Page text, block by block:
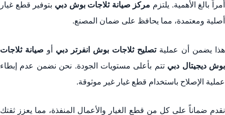
أمراً بالغ الأهمية. يلتزم مركز صيانة ثلاجات بوش دبي بتوفير قطع غيار
أصلية ومعتمدة، مما يحافظ على ضمان المصنع.
هذا يضمن أن عمليةتصليح ثلاجات بوش انفرتر دبي أو صيانة ثلاجات
بوش ديجيتال دبي تتم بأعلى مستويات الجودة. نحن نضمن عدم إبطاء
عملية الإصلاح باستخدام قطع غيار غير موثوقة.
نقدم ضماناً على كل من قطع الغيار والأعمال المنفذة، مما يعزز ثقتك